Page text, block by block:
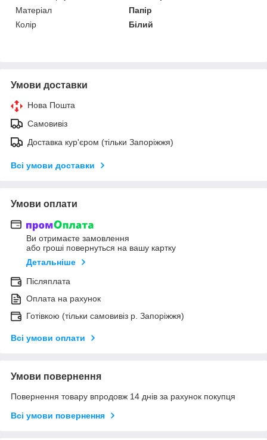
Матеріал
Папір
Колір
Білий
Умови доставки
Нова Пошта
Самовивіз
Доставка кур'єром (тільки Запоріжжя)
Всі умови доставки
Умови оплати
Ви отримаєте замовлення
або гроші повернуться на вашу картку
Детальніше
Післяплата
Оплата на рахунок
Готівкою (тільки самовивіз р. Запоріжжя)
Всі умови оплати
Умови повернення
Повернення товару впродовж 14 днів за рахунок покупця
Всі умови повернення